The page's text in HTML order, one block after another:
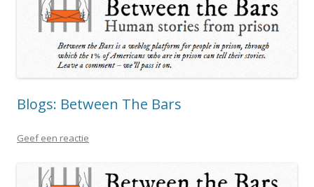
Blogs: Between The Bars
Geef een reactie